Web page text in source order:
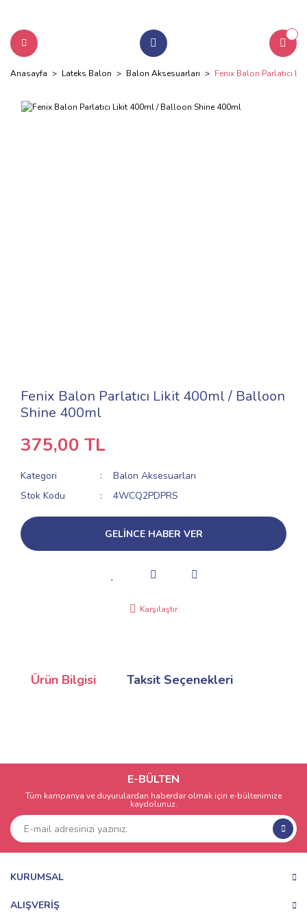
Anasayfa Lateks Balon Balon Aksesuarları Fenix Balon Parlatıcı
Fenix Balon Parlatıcı Likit 400ml / Balloon
Shine 400ml
375,00 TL
Kategori
Balon Aksesuarları
Stok Kodu
4WCQ2PDPRS
GELİNCE HABER VER
Karşılaştır
Ürün Bilgisi Taksit Seçenekleri
E-BÜLTEN
Tüm kampanya ve duyurulardan haberdar olmak için e-bültenimize
kaydolunuz.
KURUMSAL
ALIŞVERİŞ